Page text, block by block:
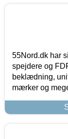
55Nord.dk har
spejdere og
beklædning,
mærker og